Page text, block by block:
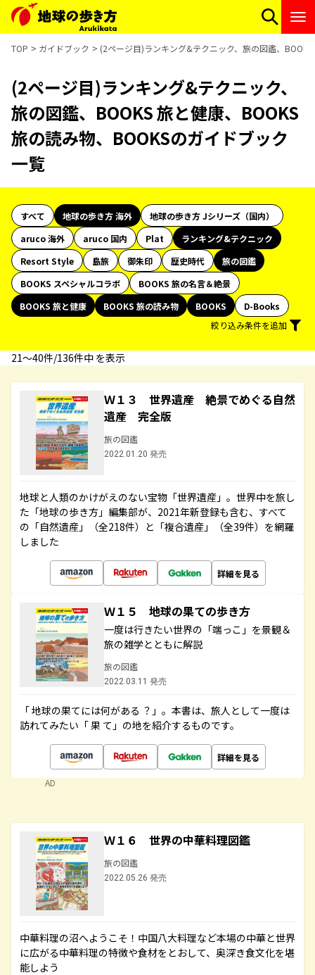
TOP ガイドブック (2ページ目)ランキング&テクニック、旅の図鑑、
(2ページ目)ランキング&テクニック、
旅の図鑑、BOOKS 旅と健康、BOOKS
旅の読み物、BOOKSのガイドブック
一覧
すべて 地球の歩き方 海外
地球の歩き方 Jシリーズ（国内）
aruco 海外
aruco 国内 Plat
ランキング&テクニック
Resort Style
島旅 御朱印 歴史時代
旅の図鑑
BOOKS スペシャルコラボ
BOOKS 旅の名言＆絶景
BOOKS 旅と健康
BOOKS 旅の読み物 BOOKS
D-Books
絞り込み条件を追加
21〜40件/136件中 を表示
Ｗ１３ 世界遺産 絶景でめぐる自然
遺産 完全版
旅の図鑑
2022.01.20 発売
地球と人類のかけがえのない宝物「世界遺産」。世界中を旅し
た「地球の歩き方」編集部が、2021年新登録も含む、すべて
の「自然遺産」（全218件）と「複合遺産」（全39件）を網羅
しました
詳細を見る
Ｗ１５ 地球の果ての歩き方
一度は行きたい世界の「端っこ」を景観＆
旅の雑学とともに解説
旅の図鑑
2022.03.11 発売
「 地球の果てには何がある ？」。本書は、旅人として一度は
訪れてみたい「 果 て」の地を紹介するものです。
詳細を見る
AD
Ｗ１６ 世界の中華料理図鑑
旅の図鑑
2022.05.26 発売
中華料理の沼へようこそ！中国八大料理など本場の中華と世界
に広がる中華料理の特徴や食材をとおして、奥深き食文化を堪
能しよう